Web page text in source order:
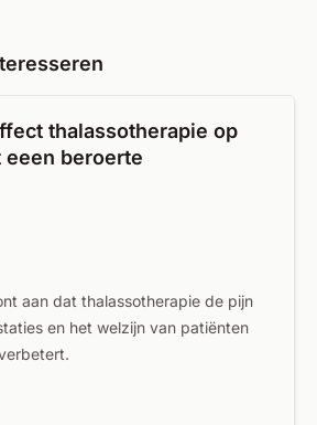
thalassotherapie op
eeen beroerte
aan dat thalassotherapie de pijn
en het welzijn van patiënten